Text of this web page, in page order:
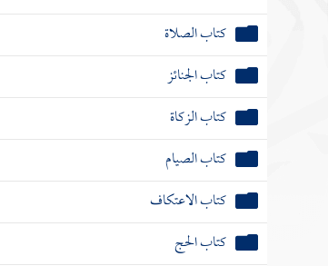
كتاب الصلاة
كتاب الجنائز
كتاب الزكاة
كتاب الصيام
كتاب الاعتكاف
كتاب الحج